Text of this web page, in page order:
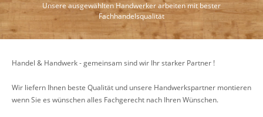
Unsere ausgewählten Handwerker arbeiten mit bester
Fachhandelsqualität
Handel & Handwerk - gemeinsam sind wir Ihr starker Partner !
Wir liefern Ihnen beste Qualität und unsere Handwerkspartner montieren
wenn Sie es wünschen alles Fachgerecht nach Ihren Wünschen.